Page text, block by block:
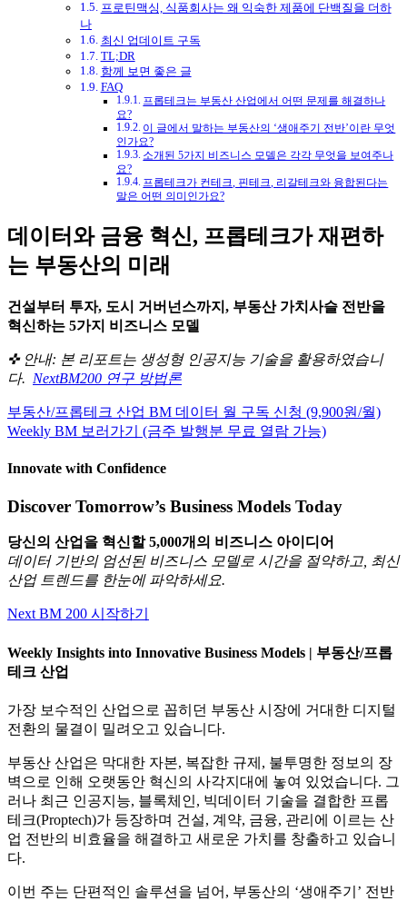
프로틴맥싱, 식품회사는 왜 익숙한 제품에 단백질을 더하
나
최신 업데이트 구독
TL;DR
함께 보면 좋은 글
FAQ
프롭테크는 부동산 산업에서 어떤 문제를 해결하나
요?
이 글에서 말하는 부동산의 ‘생애주기 전반’이란 무엇
인가요?
소개된 5가지 비즈니스 모델은 각각 무엇을 보여주나
요?
프롭테크가 컨테크, 핀테크, 리갈테크와 융합된다는
말은 어떤 의미인가요?
데이터와 금융 혁신, 프롭테크가 재편하
는 부동산의 미래
건설부터 투자, 도시 거버넌스까지, 부동산 가치사슬 전반을
혁신하는 5가지 비즈니스 모델
✜ 안내: 본 리포트는 생성형 인공지능 기술을 활용하였습니
다. NextBM200 연구 방법론
부동산/프롭테크 산업 BM 데이터 월 구독 신청 (9,900원/월)
Weekly BM 보러가기 (금주 발행분 무료 열람 가능)
Innovate with Confidence
Discover Tomorrow’s Business Models Today
당신의 산업을 혁신할 5,000개의 비즈니스 아이디어
데이터 기반의 엄선된 비즈니스 모델로 시간을 절약하고, 최신
산업 트렌드를 한눈에 파악하세요.
Next BM 200 시작하기
Weekly Insights into Innovative Business Models | 부동산/프롭
테크 산업
가장 보수적인 산업으로 꼽히던 부동산 시장에 거대한 디지털
전환의 물결이 밀려오고 있습니다.
부동산 산업은 막대한 자본, 복잡한 규제, 불투명한 정보의 장
벽으로 인해 오랫동안 혁신의 사각지대에 놓여 있었습니다. 그
러나 최근 인공지능, 블록체인, 빅데이터 기술을 결합한 프롭
테크(Proptech)가 등장하며 건설, 계약, 금융, 관리에 이르는 산
업 전반의 비효율을 해결하고 새로운 가치를 창출하고 있습니
다.
이번 주는 단편적인 솔루션을 넘어, 부동산의 ‘생애주기’ 전반